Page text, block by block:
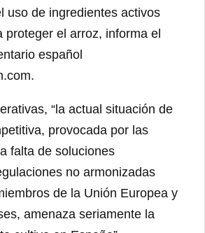
uso de ingredientes activos
proteger el arroz, informa el
español
“la actual situación de
provocada por las
falta de soluciones
no armonizadas
de la Unión Europea y
amenaza seriamente la